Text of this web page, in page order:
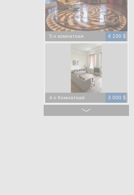
5-х комнатная 4 100 $
4-х Комнатная 3 000 $